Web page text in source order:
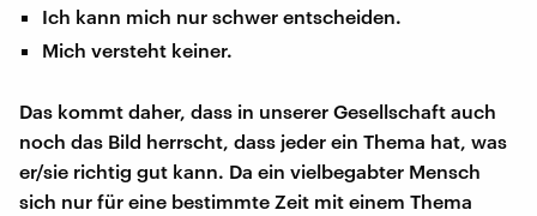
Ich kann mich nur schwer entscheiden.
Mich versteht keiner.
Das kommt daher, dass in unserer Gesellschaft auch
noch das Bild herrscht, dass jeder ein Thema hat, was
er/sie richtig gut kann. Da ein vielbegabter Mensch
sich nur für eine bestimmte Zeit mit einem Thema